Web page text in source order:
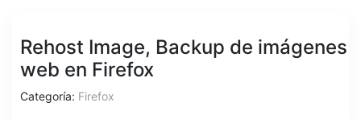
Rehost Image, Backup de imágenes
web en Firefox
Categoría: Firefox